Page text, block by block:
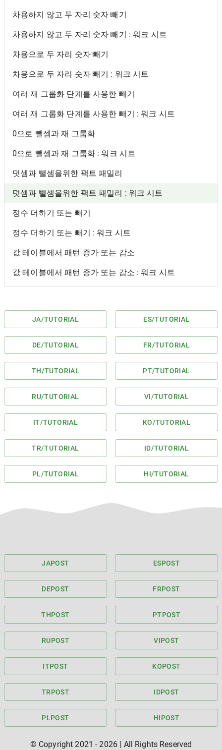
차용하지 않고 두 자리 숫자 빼기
차용하지 않고 두 자리 숫자 빼기 : 워크 시트
차용으로 두 자리 숫자 빼기
차용으로 두 자리 숫자 빼기 : 워크 시트
여러 재 그룹화 단계를 사용한 빼기
여러 재 그룹화 단계를 사용한 빼기 : 워크 시트
0으로 뺄셈과 재 그룹화
0으로 뺄셈과 재 그룹화 : 워크 시트
덧셈과 뺄셈을위한 팩트 패밀리
덧셈과 뺄셈을위한 팩트 패밀리 : 워크 시트
정수 더하기 또는 빼기
정수 더하기 또는 빼기 : 워크 시트
값 테이블에서 패턴 증가 또는 감소
값 테이블에서 패턴 증가 또는 감소 : 워크 시트
JA/TUTORIAL ES/TUTORIAL
DE/TUTORIAL FR/TUTORIAL
TH/TUTORIAL PT/TUTORIAL
RU/TUTORIAL VI/TUTORIAL
IT/TUTORIAL KO/TUTORIAL
TR/TUTORIAL ID/TUTORIAL
PL/TUTORIAL HI/TUTORIAL
JAPOST ESPOST
DEPOST FRPOST
THPOST PTPOST
RUPOST VIPOST
ITPOST KOPOST
TRPOST IDPOST
PLPOST HIPOST
© Copyright 2021 - 2026 | All Rights Reserved